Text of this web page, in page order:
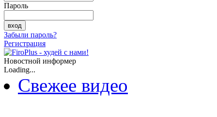
Пароль
Забыли пароль?
Регистрация
Новостной информер
Loading...
Свежее видео